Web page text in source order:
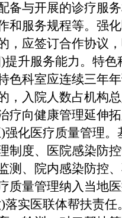
备与开展的诊疗服
和服务规程等。强
，应签订合作协议
提升服务能力。 特色
色科室应连续三年
，入院人数占机构
疗向健康管理延伸
强化医疗质量管理。
制度、医院感染防
测、院内感染防控
质量管理纳入当地
落实医联体帮扶责任。